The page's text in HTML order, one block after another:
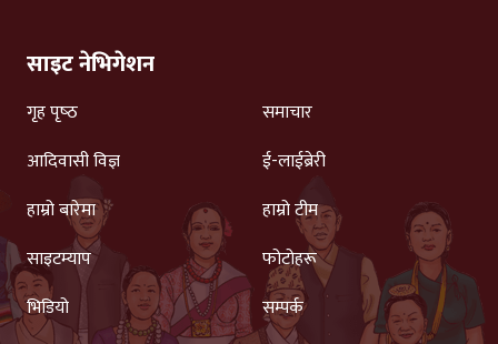
साइट नेभिगेशन
गृह पृष्‍ठ
समाचार
आदिवासी विज्ञ
ई-लाईब्रेरी
हाम्रो बारेमा
हाम्रो टीम
साइटम्याप
फोटोहरू
भिडियो
सम्पर्क